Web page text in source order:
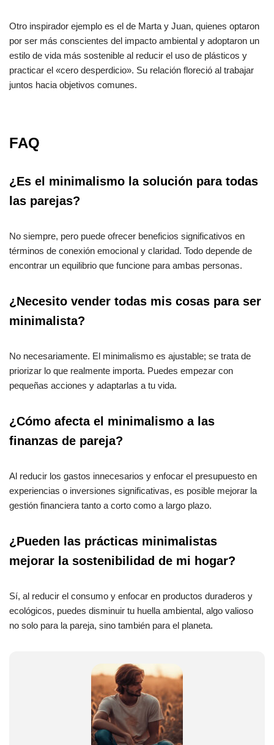
Otro inspirador ejemplo es el de Marta y Juan, quienes optaron
por ser más conscientes del impacto ambiental y adoptaron un
estilo de vida más sostenible al reducir el uso de plásticos y
practicar el «cero desperdicio». Su relación floreció al trabajar
juntos hacia objetivos comunes.
FAQ
¿Es el minimalismo la solución para todas
las parejas?
No siempre, pero puede ofrecer beneficios significativos en
términos de conexión emocional y claridad. Todo depende de
encontrar un equilibrio que funcione para ambas personas.
¿Necesito vender todas mis cosas para ser
minimalista?
No necesariamente. El minimalismo es ajustable; se trata de
priorizar lo que realmente importa. Puedes empezar con
pequeñas acciones y adaptarlas a tu vida.
¿Cómo afecta el minimalismo a las
finanzas de pareja?
Al reducir los gastos innecesarios y enfocar el presupuesto en
experiencias o inversiones significativas, es posible mejorar la
gestión financiera tanto a corto como a largo plazo.
¿Pueden las prácticas minimalistas
mejorar la sostenibilidad de mi hogar?
Sí, al reducir el consumo y enfocar en productos duraderos y
ecológicos, puedes disminuir tu huella ambiental, algo valioso
no solo para la pareja, sino también para el planeta.